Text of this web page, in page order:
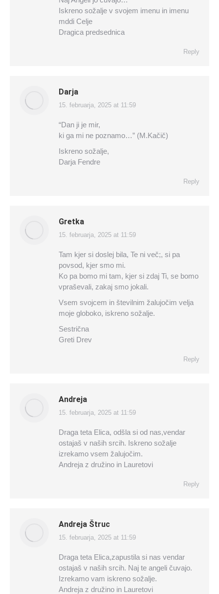
Iskreno sožalje v svojem imenu in imenu
mddi Celje
Dragica predsednica
Reply
Darja
says:
15. februarja, 2025 at 11:59
“Dan ji je mir,
ki ga mi ne poznamo…” (M.Kačič)
Iskreno sožalje,
Darja Fendre
Reply
Gretka
says:
15. februarja, 2025 at 11:59
Tam kjer si doslej bila, Te ni več;, si pa
povsod, kjer smo mi.
Ko pa bomo mi tam, kjer si zdaj Ti, se bomo
vpraševali, zakaj smo jokali.
Vsem svojcem in številnim žalujočim velja
moje globoko, iskreno sožalje.
Sestrična
Greti Drev
Reply
Andreja
says:
15. februarja, 2025 at 11:59
Draga teta Elica, odšla si od nas,vendar
ostajaš v naših srcih. Iskreno sožalje
izrekamo vsem žalujočim.
Andreja z družino in Lauretovi
Reply
Andreja Štruc
says:
15. februarja, 2025 at 11:59
Draga teta Elica,zapustila si nas vendar
ostajaš v naših srcih. Naj te angeli čuvajo.
Izrekamo vam iskreno sožalje.
Andreja z družino in Lauretovi